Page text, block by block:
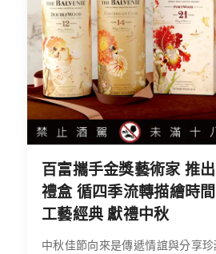
百富攜手金獎藝術家 推
禮盒 循四季流轉描繪時
工藝經典 獻禮中秋
中秋佳節向來是傳遞情誼與分享